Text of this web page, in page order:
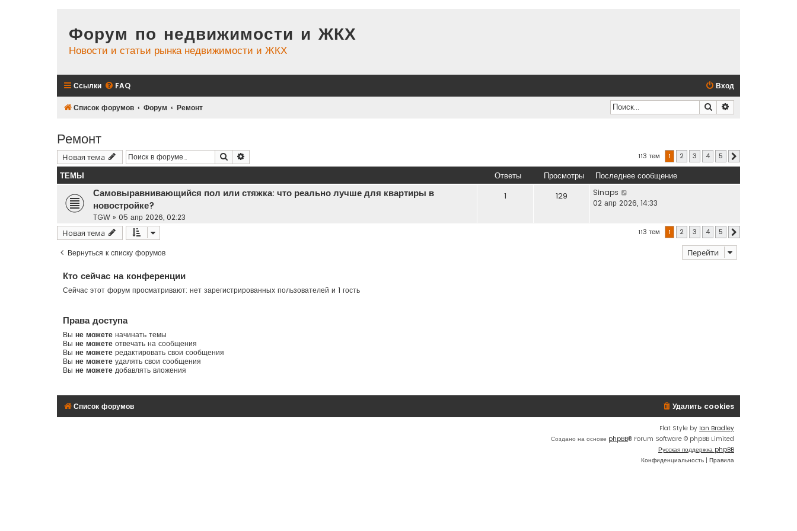
Форум по недвижимости и ЖКХ
Новости и статьи рынка недвижимости и ЖКХ
Ссылки FAQ Вход
Список форумов Форум Ремонт Поиск
Ремонт
Новая тема Поиск 113 тем 1 2 3 4 5
ТЕМЫ Ответы Просмотры Последнее сообщение
Самовыравнивающийся пол или стяжка: что реально лучше для квартиры в
новостройке?
TGW » 05 апр 2026, 02:23
1 129
Sinaps
02 апр 2026, 14:33
Новая тема 113 тем 1 2 3 4 5
Вернуться к списку форумов Перейти
Кто сейчас на конференции
Сейчас этот форум просматривают: нет зарегистрированных пользователей и 1 гость
Права доступа
Вы не можете начинать темы
Вы не можете отвечать на сообщения
Вы не можете редактировать свои сообщения
Вы не можете удалять свои сообщения
Вы не можете добавлять вложения
Список форумов Удалить cookies
Flat Style by Ian Bradley
Создано на основе phpBB® Forum Software © phpBB Limited
Русская поддержка phpBB
Конфиденциальность | Правила